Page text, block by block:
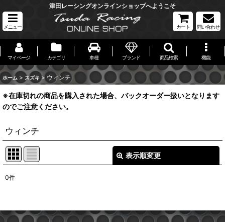
津田レーシングオンラインショップへようこそ
メニュー カート 問い合わせ
マイページ カテゴリ 車種 ブランド 商品検索 機能
ホーム > スズキ > ウィンチ
※在庫切れの商品を購入された場合、バックオーダー扱いとなります
のでご注意ください。
ウィンチ
表示順変更
並び順:
0件